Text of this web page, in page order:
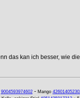
das kan ich besser, wie
9004593974602- Mango